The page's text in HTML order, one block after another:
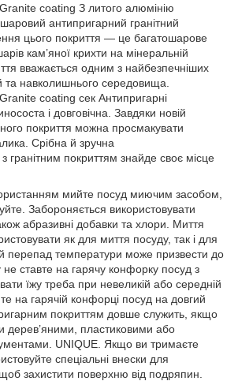
coating З литого алюмінію
антипригарний гранітний
цього покриття — це багатошарове
кам’яної крихти на мінеральній
вважається одним з найбезпечніших
та навколишнього середовища.
coating сек Антипригарні
і довговічна. Завдяки новій
покриття можна просмакувати
Срібна й зручна
гранітним покриттям знайде своє місце
мийте посуд миючим засобом,
Забороняється використовувати
абразивні добавки та хлори. Миття
як для миття посуду, так і для
перепад температури може призвести до
ставте на гарячу конфорку посуд з
їжу треба при невеликій або середній
на гарячій конфорці посуд на довгий
покриттям довше служить, якщо
дерев’яними, пластиковими або
UNIQUE. Якщо ви тримаєте
спеціальні внески для
захистити поверхню від подряпин.